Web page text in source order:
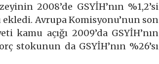
2008’de GSYİH’nın %1,2’si
Avrupa Komisyonu’nun son
açığı 2009’da GSYİH’nın
stokunun da GSYİH’nın %26’sı